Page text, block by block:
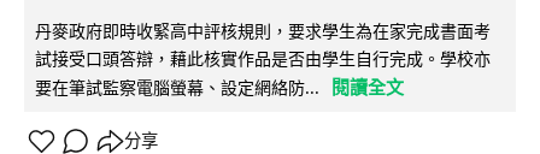
丹麥政府即時收緊高中評核規則，要求學生為在家完成書面考
試接受口頭答辯，藉此核實作品是否由學生自行完成。學校亦
要在筆試監察電腦螢幕、設定網絡防...
閱讀全文
分享